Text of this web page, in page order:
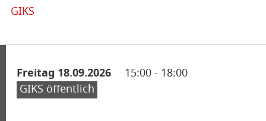
GIKS
Freitag 18.09.2026 15:00 - 18:00
GIKS öffentlich